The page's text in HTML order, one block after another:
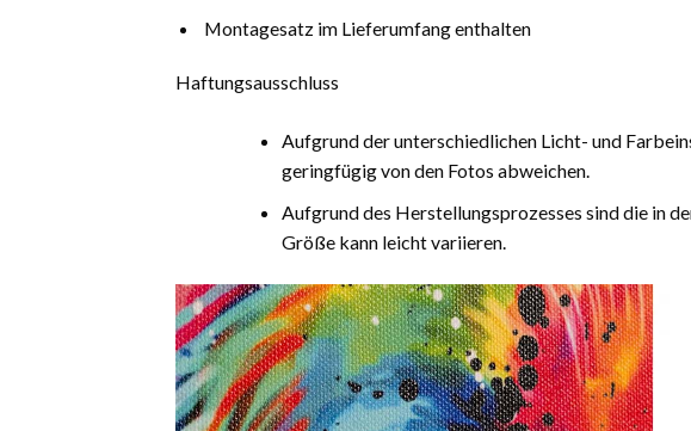
Montagesatz im Lieferumfang enthalten
Haftungsausschluss
Aufgrund der unterschiedlichen Licht- und
geringfügig von den Fotos abweichen.
Aufgrund des Herstellungsprozesses sind die in
Größe kann leicht variieren.